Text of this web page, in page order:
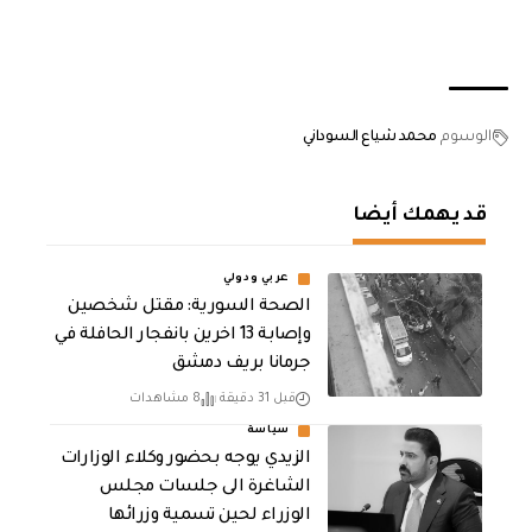
الوسوم محمد شياع السوداني
قد يهمك أيضا
عربي ودولي
الصحة السورية: مقتل شخصين
وإصابة 13 اخرين بانفجار الحافلة في
جرمانا بريف دمشق
قبل 31 دقيقة 8 مشاهدات
سياسة
الزيدي يوجه بحضور وكلاء الوزارات
الشاغرة الى جلسات مجلس
الوزراء لحين تسمية وزرائها